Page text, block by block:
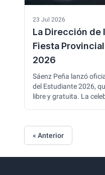
23 Jul 2026
La Dirección de
Fiesta
2026
Sáenz Peña lanzó
del Estudiante 2026,
libre y gratuita. La
septiembre se llevará
en el predio de la ex
patio gastronómico y la
representante
« Anterior